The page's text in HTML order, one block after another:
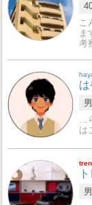
こ
ま
考
は
…
は